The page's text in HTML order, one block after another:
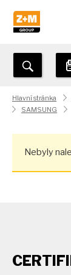
Hlavní stránka
SAMSUNG
Nebyly